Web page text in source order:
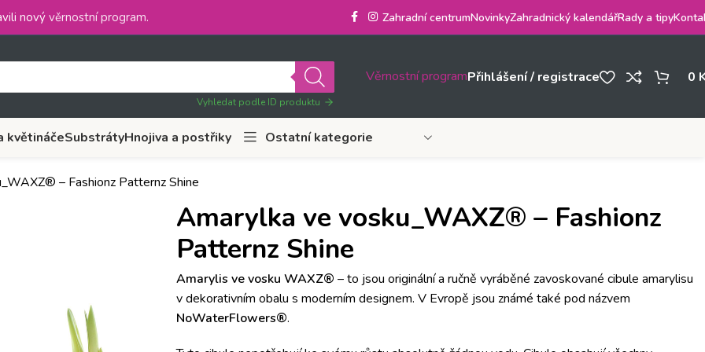
nový věrnostní program. Zahradní centrumNovinkyZahradnický kalendářRady a tipy
Vyhledat podle ID produktu
Věrnostní programPřihlášení / registrace 0
květináčeSubstrátyHnojiva a postřiky Ostatní kategorie
– Fashionz Patternz Shine
Amarylka ve vosku_WAXZ® – Fashionz
Patternz Shine
Amarylis ve vosku WAXZ® – to jsou originální a ručně vyráběné zavoskované cibule amarylisu
v dekorativním obalu s moderním designem. V Evropě jsou známé také pod názvem
NoWaterFlowers®.